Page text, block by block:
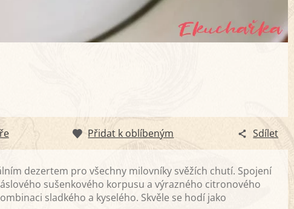
Přidat k oblíbeným Sdílet
dezertem pro všechny milovníky svěžích chutí. Spojení
sušenkového korpusu a výrazného citronového
sladkého a kyselého. Skvěle se hodí jako